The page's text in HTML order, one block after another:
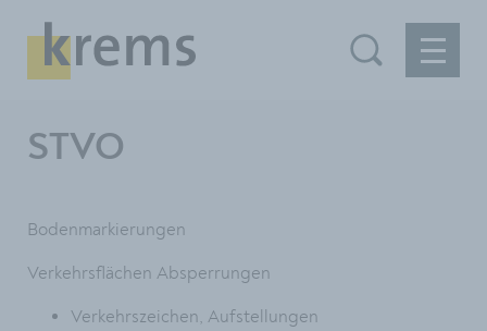
STVO
Bodenmarkierungen
Verkehrsflächen Absperrungen
Verkehrszeichen, Aufstellungen